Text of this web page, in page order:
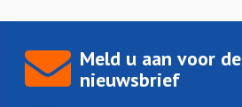
Meld u aan voor de
nieuwsbrief